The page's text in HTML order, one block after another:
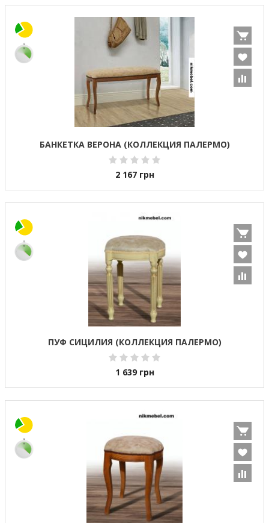
БАНКЕТКА ВЕРОНА (КОЛЛЕКЦИЯ ПАЛЕРМО)
2 167 грн
ПУФ СИЦИЛИЯ (КОЛЛЕКЦИЯ ПАЛЕРМО)
1 639 грн